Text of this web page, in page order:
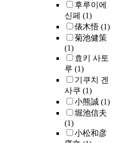
후루이에
신페 (1)
俵木悟 (1)
菊池健策
(1)
효키 사토
루 (1)
기쿠치 겐
사쿠 (1)
小熊誠 (1)
堀池信夫
(1)
小松和彦